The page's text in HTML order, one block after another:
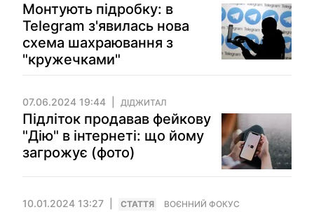
Монтують підробку: в
Telegram з'явилась нова
схема шахраювання з
"кружечками"
07.06.2024 19:44 ДІДЖИТАЛ
Підліток продавав фейкову
"Дію" в інтернеті: що йому
загрожує (фото)
10.01.2024 13:27 СТАТТЯ ВОЄННИЙ ФОКУС